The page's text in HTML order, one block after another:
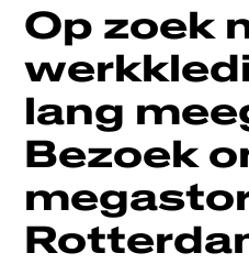
Op zoek
lang
Bezoek